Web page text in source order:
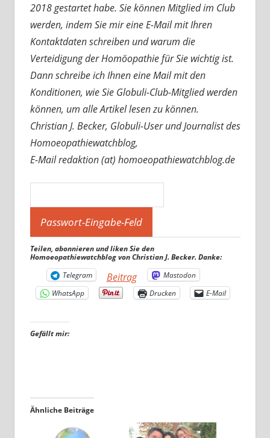
2018 gestartet habe. Sie können Mitglied im Club
werden, indem Sie mir eine E-Mail mit Ihren
Kontaktdaten schreiben und warum die
Verteidigung der Homöopathie für Sie wichtig ist.
Dann schreibe ich Ihnen eine Mail mit den
Konditionen, wie Sie Globuli-Club-Mitglied werden
können, um alle Artikel lesen zu können.
Christian J. Becker, Globuli-User und Journalist des
Homoeopathiewatchblog,
E-Mail redaktion (at) homoeopathiewatchblog.de
Teilen, abonnieren und liken Sie den
Homoeopathiewatchblog von Christian J. Becker. Danke:
Telegram
Beitrag
Mastodon
WhatsApp
Drucken E-Mail
Gefällt mir:
Ähnliche Beiträge